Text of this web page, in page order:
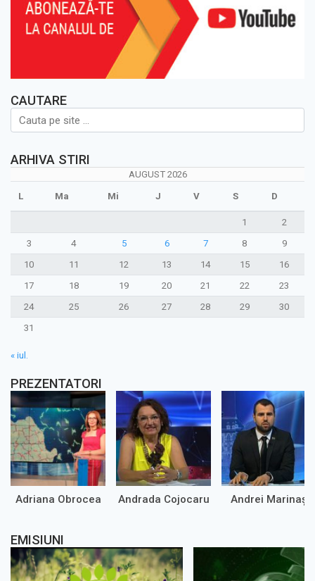
CAUTARE
ARHIVA STIRI
AUGUST 2026
L Ma Mi J V S D
1
2
3
4 5 6 7 8
9
10
11 12 13 14 15
16
17
18 19 20 21 22
23
24
25 26 27 28 29
30
31
« iul.
PREZENTATORI
Adriana Obrocea Andrada Cojocaru Andrei Marinaș
EMISIUNI